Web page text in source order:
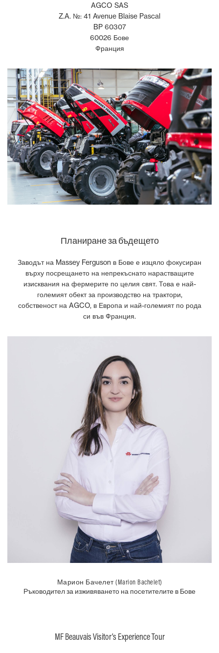
AGCO SAS
Z.A. №: 41 Avenue Blaise Pascal
BP 60307
60026 Бове
Франция
Планиране за бъдещето
Заводът на Massey Ferguson в Бове е изцяло фокусиран
върху посрещането на непрекъснато нарастващите
изисквания на фермерите по целия свят. Това е най-
големият обект за производство на трактори,
собственост на AGCO, в Европа и най-големият по рода
си във Франция.
Марион Бачелет (Marion Bachelet)
Ръководител за изживяването на посетителите в Бове
MF Beauvais Visitor’s Experience Tour